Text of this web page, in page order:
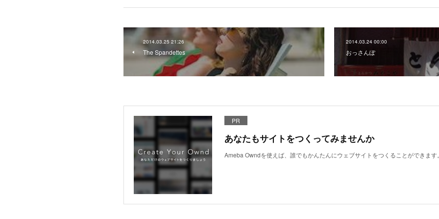
2014.03.25 21:26
The Spandettes
2014.03.24 00:00
おっさんぽ
PR
あなたもサイトをつくってみませんか
Ameba Owndを使えば、誰でもかんたんにウェブサイトをつくることができます